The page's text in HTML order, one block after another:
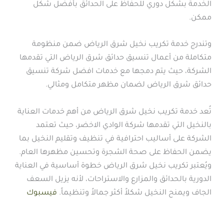
الخدمة بشكل دوري للحفاظ على الحدائق بأفضل شكل
ممكن.
وتندرج خدمة تكريب نخيل شرق الرياض ضمن منظومة
متكاملة من أعمال تنسيق حدائق شرق الرياض التي تقدمها
الشركة، حيث يتم دمجها مع خدمات افضل شركة تنسيق
حدائق شرق الرياض لضمان مظهر متكامل ومثالي.
تُعد خدمة تكريب نخيل شرق الرياض من أهم خدمات العناية
بالنخيل التي تقدمها شركة الوادي الاخضر، حيث تعتمد
الشركة على أساليب احترافية في تنظيف وتقليم النخيل بما
يضمن الحفاظ على صحة الشجرة وتحسين مظهرها العام.
ويُعتبر تكريب نخيل شرق الرياض خطوة أساسية في العناية
الدورية بالحدائق والمزارع والاستراحات، لأنه يزيل السعف
الجاف ويمنح النخيل شكلاً أكثر جمالاً وتنظيماً. فيسبوك